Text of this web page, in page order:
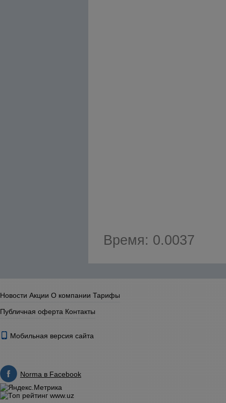
Время: 0.0037
Новости Акции О компании Тарифы
Публичная оферта Контакты
Мобильная версия сайта
Norma в Facebook